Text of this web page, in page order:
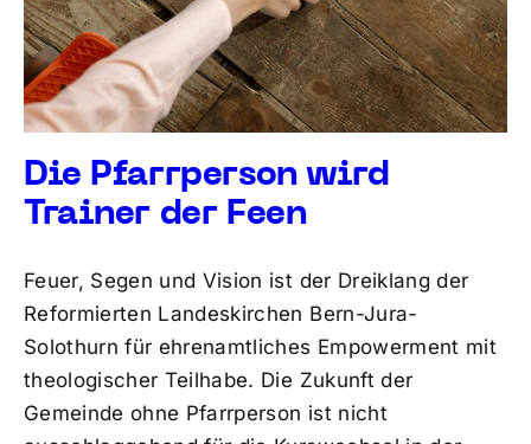
Die Pfarrperson wird
Trainer der Feen
Feuer, Segen und Vision ist der Dreiklang der
Reformierten Landeskirchen Bern-Jura-
Solothurn für ehrenamtliches Empowerment mit
theologischer Teilhabe. Die Zukunft der
Gemeinde ohne Pfarrperson ist nicht